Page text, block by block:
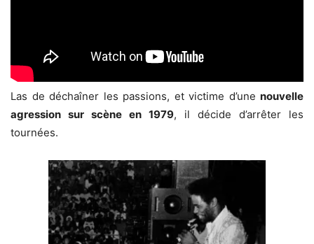
Las de déchaîner les passions, et victime d’une nouvelle
agression sur scène en 1979, il décide d’arrêter les
tournées.